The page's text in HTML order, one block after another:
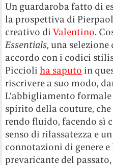
Un guardaroba fatto di
la prospettiva di
creativo diValentino.
Essentials, una
accordo con i codici
Piccioli ha saputo in
riscrivere a suo modo,
L’abbigliamento
spirito della couture,
rendo fluido, facendo sì
senso di rilassatezza e
connotazioni di genere e
prevaricante del